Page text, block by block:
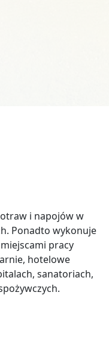
i napojów w
Ponadto wykonuje
pracy
hotelowe
sanatoriach,